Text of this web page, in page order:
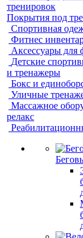
тренировок
Покрытия под
Спортивная
Фитнес
Аксессуары для
Детские
и тренажеры
Бокс и
Уличные
Массажное
релакс